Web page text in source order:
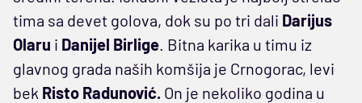
tima sa devet golova, dok su po tri dali Darijus
Olaru i Danijel Birlige. Bitna karika u timu iz
glavnog grada naših komšija je Crnogorac, levi
bek Risto Radunović. On je nekoliko godina u